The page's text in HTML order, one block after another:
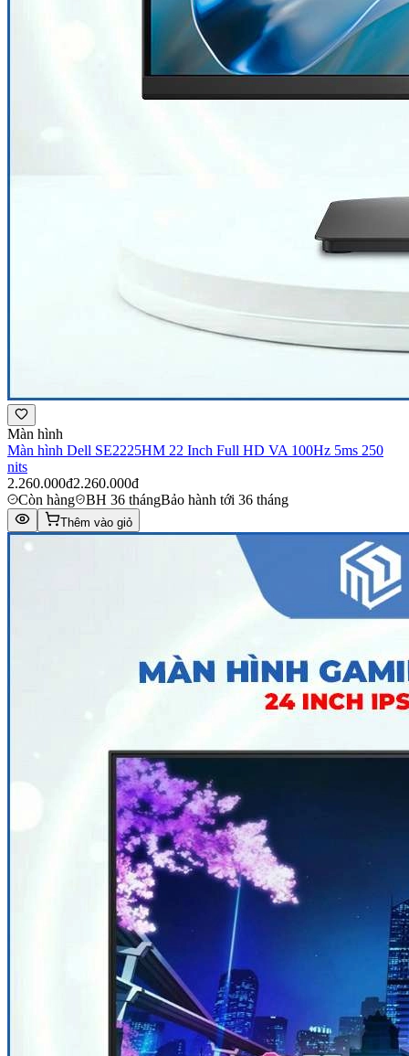
Màn hình
Màn hình Dell SE2225HM 22 Inch Full HD VA 100Hz 5ms 250
nits
2.260.000đ2.260.000đ
Còn hàng
BH 36 thángBảo hành tới 36 tháng
Thêm vào giỏ